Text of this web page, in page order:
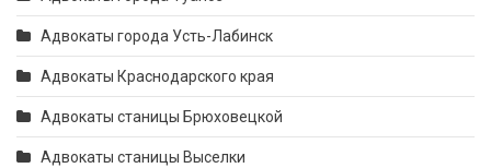
Адвокаты города Усть-Лабинск
Адвокаты Краснодарского края
Адвокаты станицы Брюховецкой
Адвокаты станицы Выселки